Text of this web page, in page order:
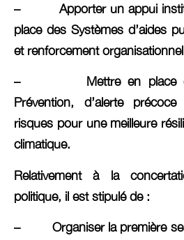
– Apporter un appui
place des Systèmes d’aides
et renforcement
– Mettre en place des
Prévention, d’alerte
risques pour une meilleure
climatique.
Relativement à la
politique, il est stipulé de :
– Organiser la première